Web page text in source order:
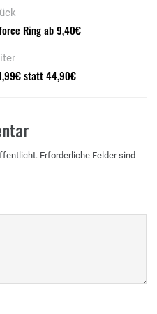
Ring ab 9,40€
statt 44,90€
Erforderliche Felder sind